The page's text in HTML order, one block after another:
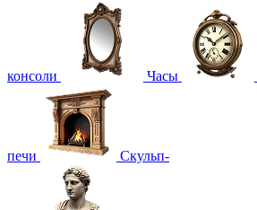
консоли Часы
печи Скульп-